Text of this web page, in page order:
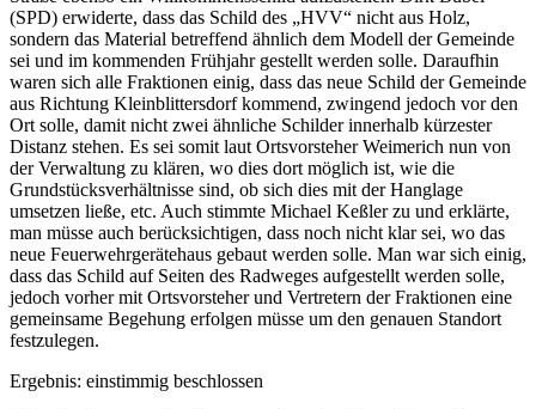
(SPD) erwiderte, dass das Schild des „HVV“ nicht aus Holz,
sondern das Material betreffend ähnlich dem Modell der Gemeinde
sei und im kommenden Frühjahr gestellt werden solle. Daraufhin
waren sich alle Fraktionen einig, dass das neue Schild der Gemeinde
aus Richtung Kleinblittersdorf kommend, zwingend jedoch vorden
Ort solle, damit nicht zwei ähnliche Schilder innerhalb kürzester
Distanz stehen. Es sei somit laut Ortsvorsteher Weimerich nun von
der Verwaltung zu klären, wo dies dort möglich ist, wie die
Grundstücksverhältnisse sind, ob sich dies mit der Hanglage
umsetzen ließe, etc. Auch stimmte Michael Keßler zu und erklärte,
man müsse auch berücksichtigen, dass noch nicht klar sei, wo das
neue Feuerwehrgerätehaus gebaut werden solle. Man war sich einig,
dass das Schild auf Seiten des Radweges aufgestellt werden solle,
jedoch vorher mit Ortsvorsteher und Vertretern der Fraktionen eine
gemeinsame Begehung erfolgen müsse um den genauen Standort
festzulegen.
Ergebnis: einstimmig beschlossen